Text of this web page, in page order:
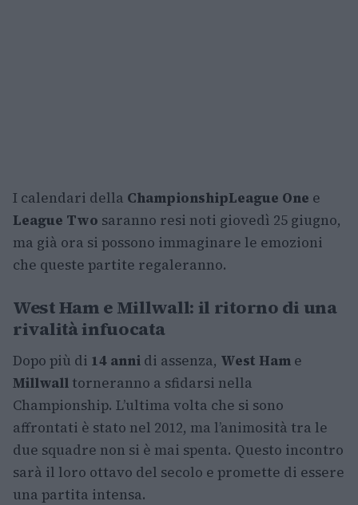
I calendari della ChampionshipLeague One e
League Two saranno resi noti giovedì 25 giugno,
ma già ora si possono immaginare le emozioni
che queste partite regaleranno.
West Ham e Millwall: il ritorno di una
rivalità infuocata
Dopo più di 14 anni di assenza, West Ham e
Millwall torneranno a sfidarsi nella
Championship. L’ultima volta che si sono
affrontati è stato nel 2012, ma l’animosità tra le
due squadre non si è mai spenta. Questo incontro
sarà il loro ottavo del secolo e promette di essere
una partita intensa.